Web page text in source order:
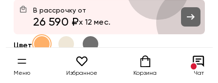
В рассрочку от
26 590 ₽x 12 мес.
Цвет
Меню Избранное Корзина Чат